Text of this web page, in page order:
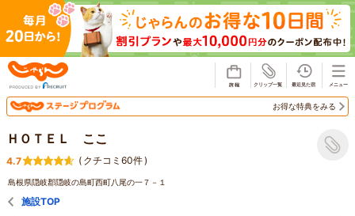
お得な特典をみる
ＨＯＴＥＬ ここ
4.7 ( クチコミ60件)
島根県隠岐郡隠岐の島町西町八尾の一７－１
施設TOP